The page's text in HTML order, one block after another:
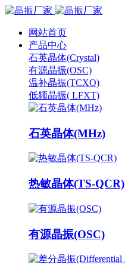
网站首页
产品中心
石英晶体(Crystal)
有源晶振(OSC)
温补晶振(TCXO)
低频晶振( LFXT)
石英晶体(MHz)
热敏晶体(TS-QCR)
有源晶振(OSC)